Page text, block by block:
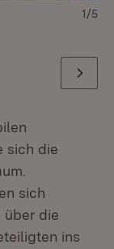
1/5
Seite Weiter
sich die
sich
über die
ins